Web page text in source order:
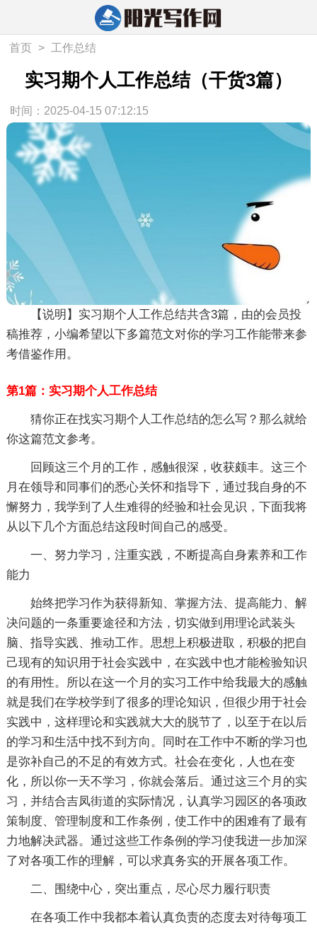
首页 > 工作总结
实习期个人工作总结（干货3篇）
时间：2025-04-15 07:12:15
【说明】 实习期个人工作总结共含3篇，由的会员投
稿推荐，小编希望以下多篇范文对你的学习工作能带来参
考借鉴作用。
第1篇：实习期个人工作总结
猜你正在找实习期个人工作总结的怎么写？那么就给
你这篇范文参考。
回顾这三个月的工作，感触很深，收获颇丰。这三个
月在领导和同事们的悉心关怀和指导下，通过我自身的不
懈努力，我学到了人生难得的经验和社会见识，下面我将
从以下几个方面总结这段时间自己的感受。
一、努力学习，注重实践，不断提高自身素养和工作
能力
始终把学习作为获得新知、掌握方法、提高能力、解
决问题的一条重要途径和方法，切实做到用理论武装头
脑、指导实践、推动工作。思想上积极进取，积极的把自
己现有的知识用于社会实践中，在实践中也才能检验知识
的有用性。所以在这一个月的实习工作中给我最大的感触
就是我们在学校学到了很多的理论知识，但很少用于社会
实践中，这样理论和实践就大大的脱节了，以至于在以后
的学习和生活中找不到方向。同时在工作中不断的学习也
是弥补自己的不足的有效方式。社会在变化，人也在变
化，所以你一天不学习，你就会落后。通过这三个月的实
习，并结合吉凤街道的实际情况，认真学习园区的各项政
策制度、管理制度和工作条例，使工作中的困难有了最有
力地解决武器。通过这些工作条例的学习使我进一步加深
了对各项工作的理解，可以求真务实的开展各项工作。
二、围绕中心，突出重点，尽心尽力履行职责
在各项工作中我都本着认真负责的态度去对待每项工